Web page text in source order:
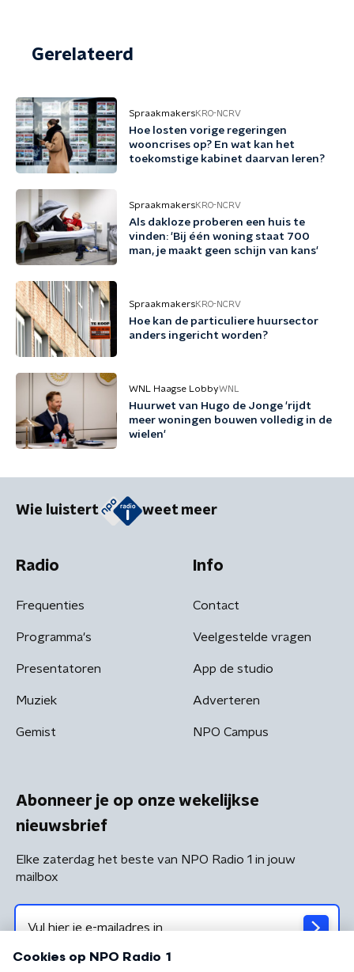
Gerelateerd
SpraakmakersKRO-NCRV
Hoe losten vorige regeringen
wooncrises op? En wat kan het
toekomstige kabinet daarvan leren?
SpraakmakersKRO-NCRV
Als dakloze proberen een huis te
vinden: 'Bij één woning staat 700
man, je maakt geen schijn van kans'
SpraakmakersKRO-NCRV
Hoe kan de particuliere huursector
anders ingericht worden?
WNL Haagse LobbyWNL
Huurwet van Hugo de Jonge 'rijdt
meer woningen bouwen volledig in de
wielen'
Wie luistert weet meer
Radio
Frequenties
Programma's
Presentatoren
Muziek
Gemist
Info
Contact
Veelgestelde vragen
App de studio
Adverteren
NPO Campus
Abonneer je op onze wekelijkse
nieuwsbrief
Elke zaterdag het beste van NPO Radio 1 in jouw
mailbox